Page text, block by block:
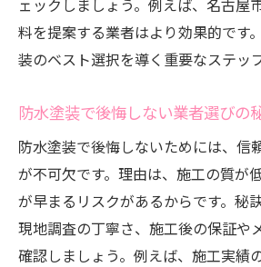
ェックしましょう。例えば、名古屋
料を提案する業者はより効果的です
装のベスト選択を導く重要なステップ
防水塗装で後悔しない業者選びの
防水塗装で後悔しないためには、信
が不可欠です。理由は、施工の質が
が早まるリスクがあるからです。秘
現地調査の丁寧さ、施工後の保証や
確認しましょう。例えば、施工実績